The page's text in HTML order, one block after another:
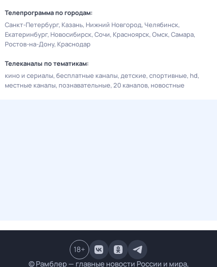
Телепрограмма по городам:
Санкт-Петербург Казань Нижний Новгород Челябинск
Екатеринбург Новосибирск Сочи Красноярск Омск Самара
Ростов-на-Дону Краснодар
Телеканалы по тематикам:
кино и сериалы бесплатные каналы детские спортивные hd
местные каналы познавательные 20 каналов новостные
© Рамблер — главные новости России и мира,
18+